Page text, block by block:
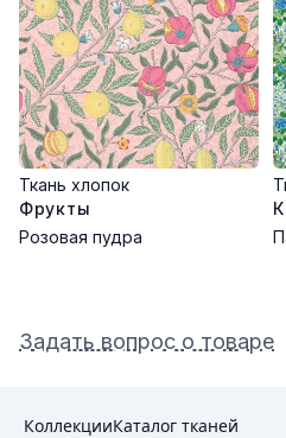
сохраняет первоначальный вид
Ткань хлопок
Фрукты
Розовая пудра
Задать вопрос о товаре
КоллекцииКаталог тканей